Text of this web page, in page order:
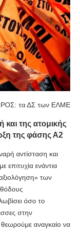
τα ΔΣ των ΕΛΜΕ
της ατομικής
της φάσης Α2
αντίσταση και
επιτυχία ενάντια
των
όσο το
στην
θεωρούμε αναγκαίο να